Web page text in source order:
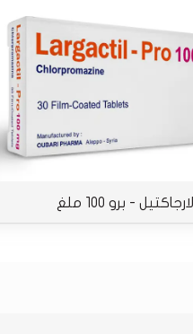
لارجاكتيل - برو 100 ملغ